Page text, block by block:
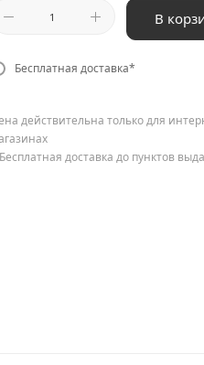
В
Бесплатная доставка*
действительна только для
доставка до пунктов